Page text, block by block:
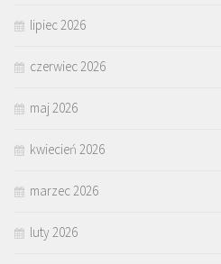
lipiec 2026
czerwiec 2026
maj 2026
kwiecień 2026
marzec 2026
luty 2026